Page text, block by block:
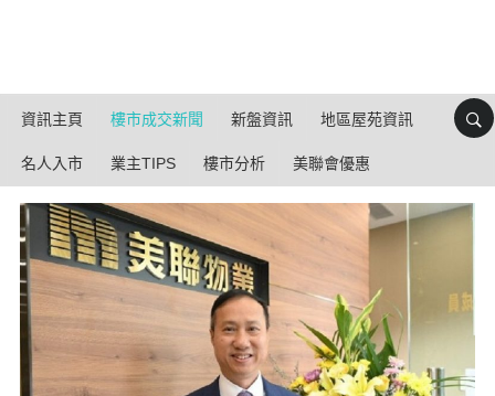
資訊主頁 樓市成交新聞 新盤資訊 地區屋苑資訊
名人入市 業主TIPS 樓市分析 美聯會優惠